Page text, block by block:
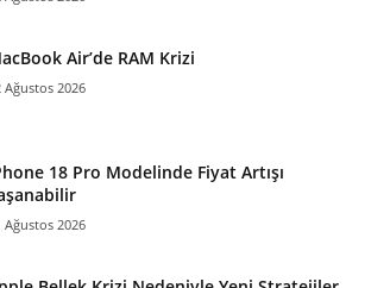
Air’de RAM Krizi
Ağustos 2026
18 Pro Modelinde Fiyat Artışı
Ağustos 2026